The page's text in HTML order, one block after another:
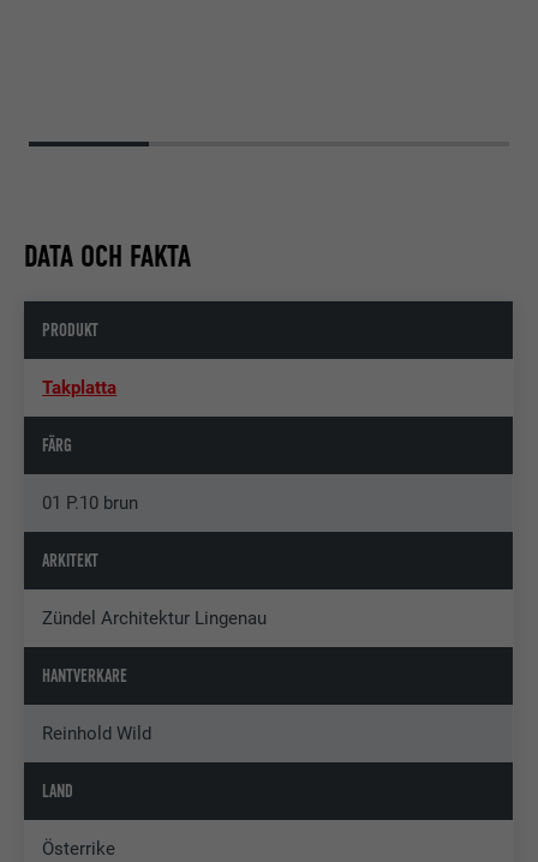
DATA OCH FAKTA
PRODUKT
Takplatta
FÄRG
01 P.10 brun
ARKITEKT
Zündel Architektur Lingenau
HANTVERKARE
Reinhold Wild
LAND
Österrike